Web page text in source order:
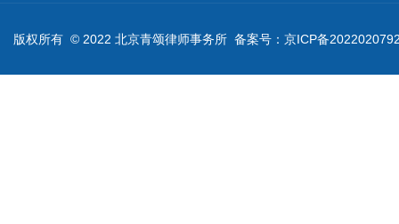
版权所有 © 2022 北京青颂律师事务所 备案号： 京ICP备